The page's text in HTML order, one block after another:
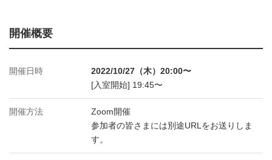
開催概要
開催日時
2022/10/27（木）20:00〜
[入室開始] 19:45〜
開催方法
Zoom開催
参加者の皆さまには別途URLをお送りしま
す。